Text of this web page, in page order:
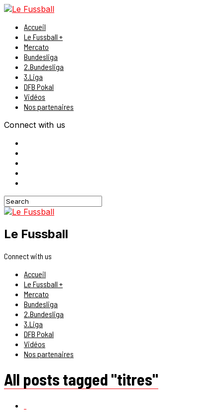
Accueil
Le Fussball +
Mercato
Bundesliga
2.Bundesliga
3.Liga
DFB Pokal
Vidéos
Nos partenaires
Connect with us
Le Fussball
Connect with us
Accueil
Le Fussball +
Mercato
Bundesliga
2.Bundesliga
3.Liga
DFB Pokal
Vidéos
Nos partenaires
All posts tagged "titres"